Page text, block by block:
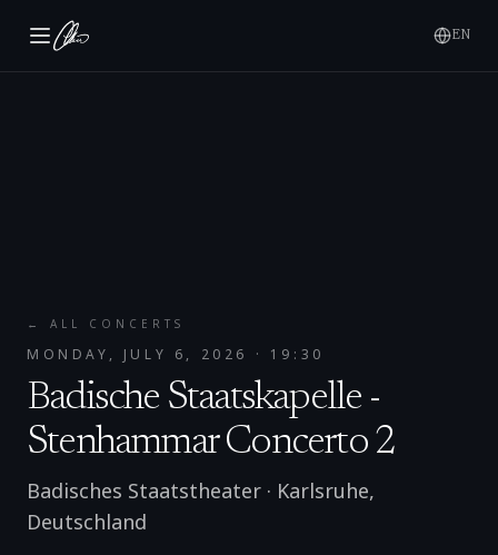
EN
← ALL CONCERTS
MONDAY, JULY 6, 2026 · 19:30
Badische Staatskapelle -
Stenhammar Concerto 2
Badisches Staatstheater · Karlsruhe,
Deutschland